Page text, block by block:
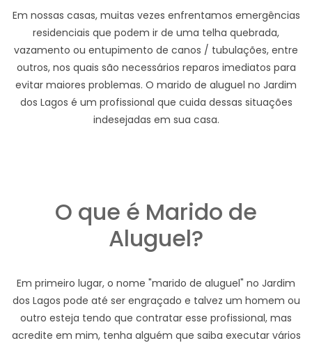
Em nossas casas, muitas vezes enfrentamos emergências
residenciais que podem ir de uma telha quebrada,
vazamento ou entupimento de canos / tubulações, entre
outros, nos quais são necessários reparos imediatos para
evitar maiores problemas. O marido de aluguel no Jardim
dos Lagos é um profissional que cuida dessas situações
indesejadas em sua casa.
O que é Marido de
Aluguel?
Em primeiro lugar, o nome "marido de aluguel" no Jardim
dos Lagos pode até ser engraçado e talvez um homem ou
outro esteja tendo que contratar esse profissional, mas
acredite em mim, tenha alguém que saiba executar vários